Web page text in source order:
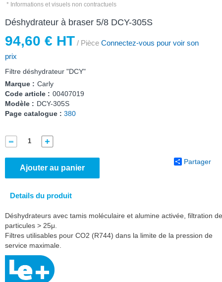
* Informations et visuels non contractuels
Déshydrateur à braser 5/8 DCY-305S
94,60 € HT / Pièce Connectez-vous pour voir son
prix
Filtre déshydrateur "DCY"
Marque : Carly
Code article : 00407019
Modèle : DCY-305S
Page catalogue : 380
Ajouter au panier
Partager
Details du produit
Déshydrateurs avec tamis moléculaire et alumine activée, filtration
particules > 25μ.
Filtres utilisables pour CO2 (R744) dans la limite de la pression de
service maximale.